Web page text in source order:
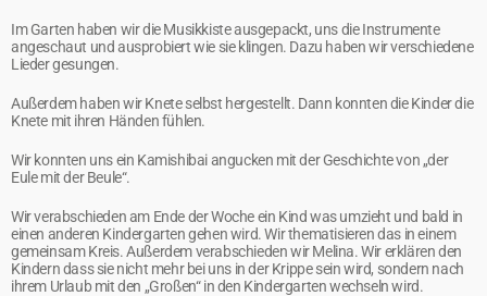
Im Garten haben wir die Musikkiste ausgepackt, uns die Instrumente
angeschaut und ausprobiert wie sie klingen. Dazu haben wir verschiedene
Lieder gesungen.
Außerdem haben wir Knete selbst hergestellt. Dann konnten die Kinder die
Knete mit ihren Händen fühlen.
Wir konnten uns ein Kamishibai angucken mit der Geschichte von „der
Eule mit der Beule“.
Wir verabschieden am Ende der Woche ein Kind was umzieht und bald in
einen anderen Kindergarten gehen wird. Wir thematisieren das in einem
gemeinsam Kreis. Außerdem verabschieden wir Melina. Wir erklären den
Kindern dass sie nicht mehr bei uns in der Krippe sein wird, sondern nach
ihrem Urlaub mit den „Großen“ in den Kindergarten wechseln wird.